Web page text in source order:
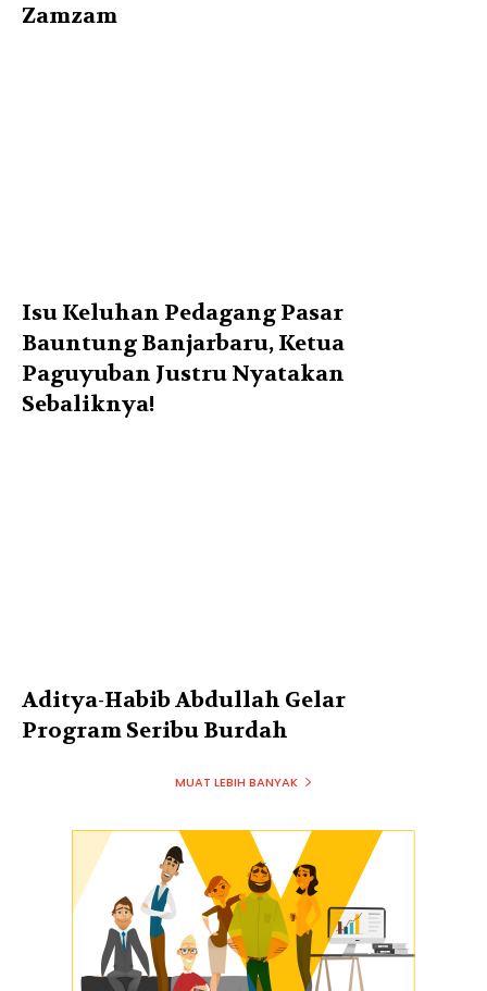
Zamzam
Isu Keluhan Pedagang Pasar
Bauntung Banjarbaru, Ketua
Paguyuban Justru Nyatakan
Sebaliknya!
Aditya-Habib Abdullah Gelar
Program Seribu Burdah
MUAT LEBIH BANYAK